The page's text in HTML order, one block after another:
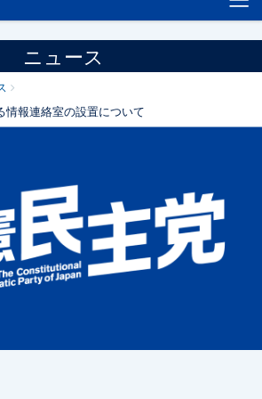
ニュース
情報連絡室の設置について